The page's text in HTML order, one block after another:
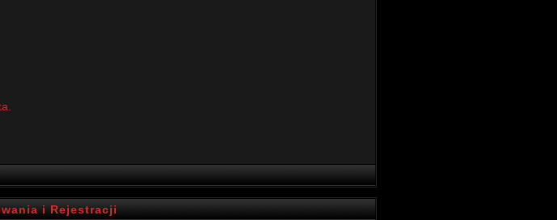
i Rejestracji